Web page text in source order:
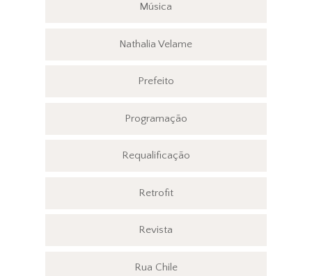
Música
Nathalia Velame
Prefeito
Programação
Requalificação
Retrofit
Revista
Rua Chile